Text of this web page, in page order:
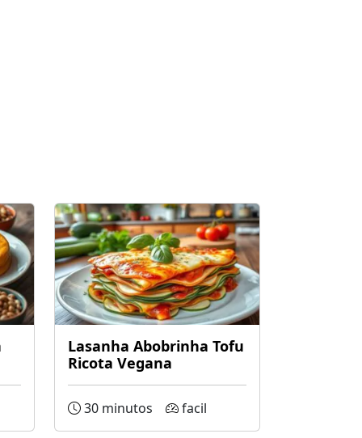
Lasanha Abobrinha Tofu
Ricota Vegana
30 minutos facil